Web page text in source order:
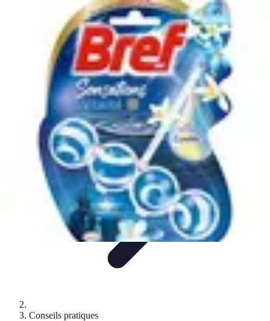
Sensations Aériennes
Techniques et ConseilsMontgolfièreActivités AériennesGuide
Sécurité et Préparation
Sensations Aériennes
Conseils pratiques